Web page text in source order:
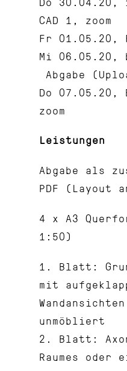
CAD 1, zoom
Fr 01.05.20,
Mi 06.05.20,
Abgabe
Do 07.05.20,
zoom
Leistungen
Abgabe als
PDF (Layout
4 x A3
1:50)
1. Blatt:
mit
unmöbliert
2. Blatt:
Raumes oder